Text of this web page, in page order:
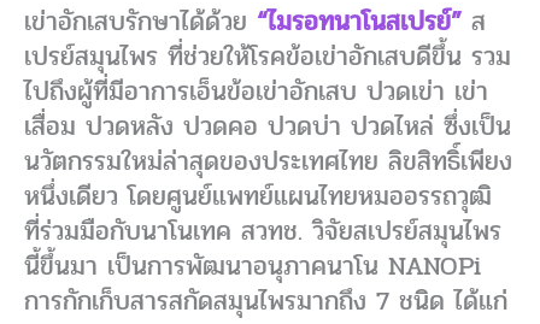
เข่าอักเสบรักษาได้ด้วย “ไมรอทนาโนสเปรย์” ส
เปรย์สมุนไพร ที่ช่วยให้โรคข้อเข่าอักเสบดีขึ้น รวม
ไปถึงผู้ที่มีอาการเอ็นข้อเข่าอักเสบ ปวดเข่า เข่า
เสื่อม ปวดหลัง ปวดคอ ปวดบ่า ปวดไหล่ ซึ่งเป็น
นวัตกรรมใหม่ล่าสุดของประเทศไทย ลิขสิทธิ์เพียง
หนึ่งเดียว โดยศูนย์แพทย์แผนไทยหมออรรถวุฒิ
ที่ร่วมมือกับนาโนเทค สวทช. วิจัยสเปรย์สมุนไพร
นี้ขึ้นมา เป็นการพัฒนาอนุภาคนาโน NANOPi
การกักเก็บสารสกัดสมุนไพรมากถึง 7 ชนิด ได้แก่